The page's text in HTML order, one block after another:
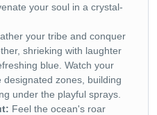
your soul in a crystal-
your tribe and conquer
shrieking with laughter
blue. Watch your
designated zones, building
under the playful sprays.
Feel the ocean's roar